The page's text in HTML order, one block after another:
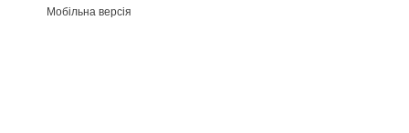
Мобільна версія